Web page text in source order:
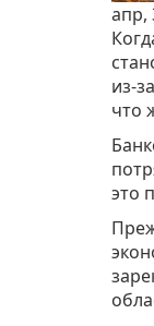
апр,
из-
что
это